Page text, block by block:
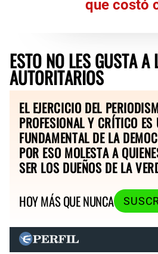
que costó
ESTO NO LES GUSTA A
AUTORITARIOS
EL EJERCICIO DEL
PROFESIONAL Y CRÍTICO
FUNDAMENTAL DE LA
POR ESO MOLESTA A
SER LOS DUEÑOS DE LA
HOY MÁS QUE NUNCA